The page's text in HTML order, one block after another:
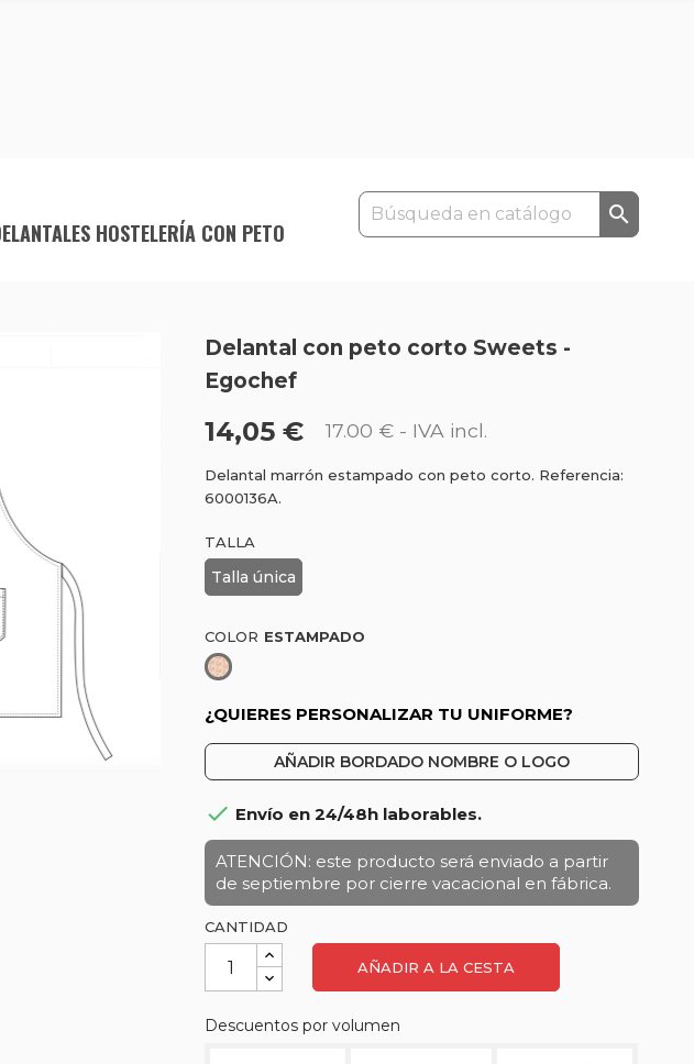
HOSTELERÍA CON PETO

Delantal con peto corto Sweets -
Egochef
14,05 € 17.00 € - IVA incl.
Delantal marrón estampado con peto corto. Referencia:
6000136A.
TALLA
Talla única
COLOR
Estampado
¿QUIERES PERSONALIZAR TU UNIFORME?
AÑADIR BORDADO NOMBRE O LOGO
 Envío en 24/48h laborables.
ATENCIÓN: este producto será enviado a partir
de septiembre por cierre vacacional en fábrica.
CANTIDAD
AÑADIR A LA CESTA
Descuentos por volumen